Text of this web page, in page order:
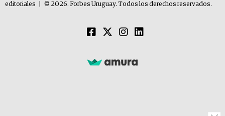
editoriales
© 2026. Forbes Uruguay. Todos los derechos reservados.